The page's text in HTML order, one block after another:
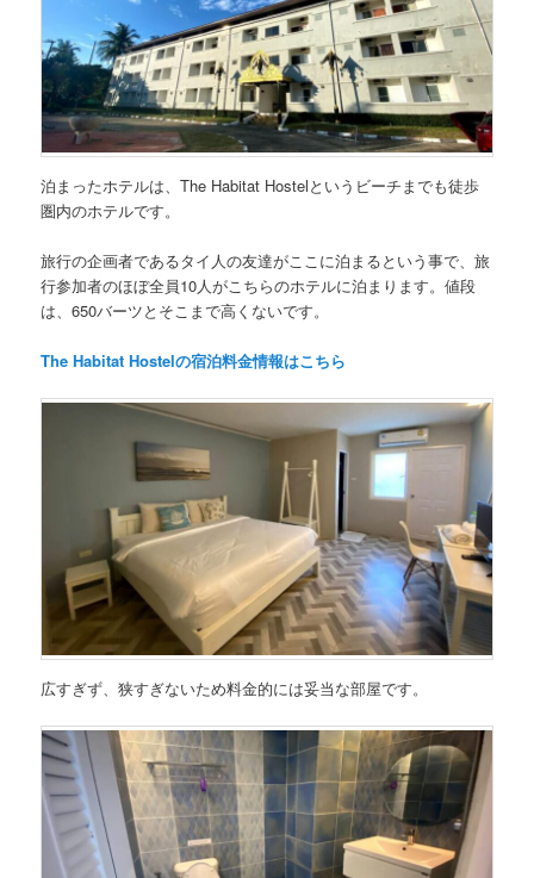
泊まったホテルは、The Habitat Hostelというビーチまでも徒歩
圏内のホテルです。
旅行の企画者であるタイ人の友達がここに泊まるという事で、旅
行参加者のほぼ全員10人がこちらのホテルに泊まります。値段
は、650バーツとそこまで高くないです。
The Habitat Hostelの宿泊料金情報はこちら
広すぎず、狭すぎないため料金的には妥当な部屋です。